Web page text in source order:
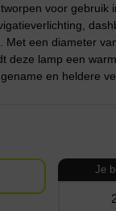
voor gebruik
Met een diameter
deze lamp een
en heldere
Je